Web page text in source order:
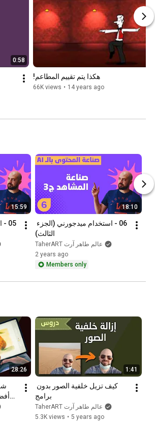
0:58
هكذا يتم تقييم المطاعم!‎
66K views • 14 years ago
15:59 18:10
الثالث)
TaherART عالم طاهر آرت
2 years ago
Members only
28:26 1:41
برامج
TaherART عالم طاهر آرت
5.3K views • 5 years ago